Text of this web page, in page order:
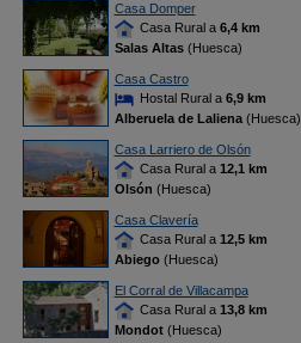
Casa Domper
Casa Rural a 6,4 km
Salas Altas(Huesca)
Casa Castro
Hostal Rural a 6,9 km
Alberuela de Laliena(Huesca)
Casa Larriero de Olsón
Casa Rural a 12,1 km
Olsón (Huesca)
Casa Clavería
Casa Rural a 12,5 km
Abiego(Huesca)
El Corral de Villacampa
Casa Rural a 13,8 km
Mondot(Huesca)